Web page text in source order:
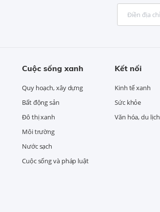
Cuộc sống xanh
Quy hoạch, xây dựng
Bất động sản
Đô thị xanh
Môi trường
Nước sạch
Cuộc sống và pháp luật
Kết nối
Kinh tế xanh
Sức khỏe
Văn hóa, du lịch